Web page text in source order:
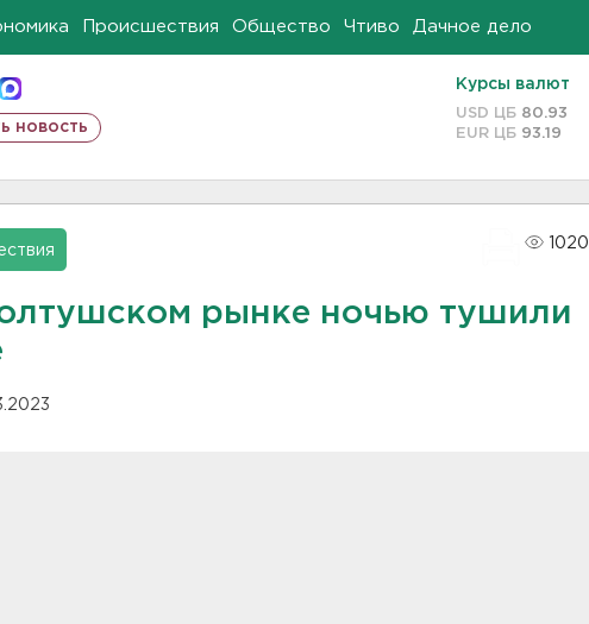
Происшествия Общество Чтиво Дачное дело
новость
Курсы валют
USD ЦБ 80.93
EUR ЦБ 93.19
1020
рынке ночью тушили